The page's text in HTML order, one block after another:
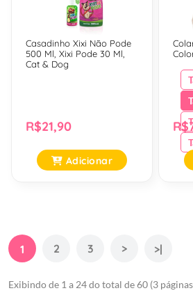
Casadinho Xixi Não Pode
500 Ml, Xixi Pode 30 Ml,
Cat & Dog
R$21,90
Adicionar
1 2 3 > >|
Exibindo de 1 a 24 do total de 60 (3